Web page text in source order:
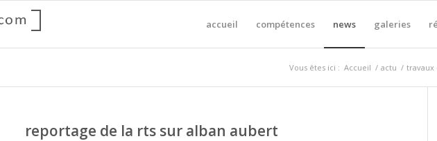
accueil compétences news galeries
Vous êtes ici : Accueil / actu / travaux
reportage de la rts sur alban aubert